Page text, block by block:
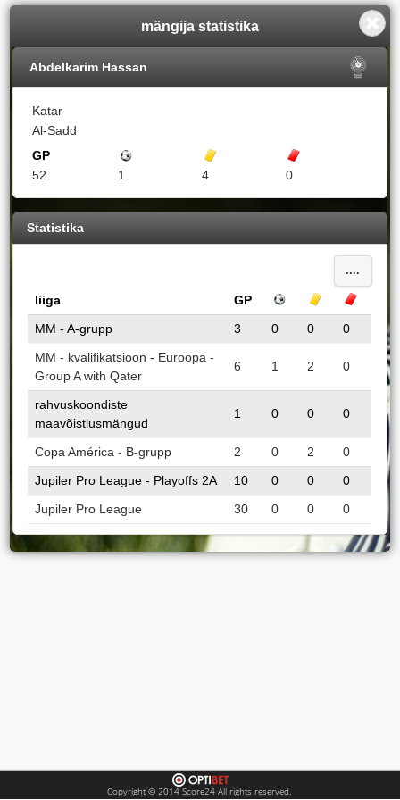
mängija statistika
Abdelkarim Hassan
Katar
Al-Sadd
GP
Kollased kaardid
52
1 4 0
Statistika
....
liiga GP VäravadKollased
MM - A-grupp
3 0 0
0
MM - kvalifikatsioon - Euroopa -
Group A with Qater
6 1 2 0
rahvuskoondiste
maavõistlusmängud
1 0 0 0
Copa América - B-grupp 2 0 2
0
Jupiler Pro League - Playoffs 2A
10 0 0
0
Jupiler Pro League
30 0 0 0
Copyright © 2014 Score24 All rights reserved.